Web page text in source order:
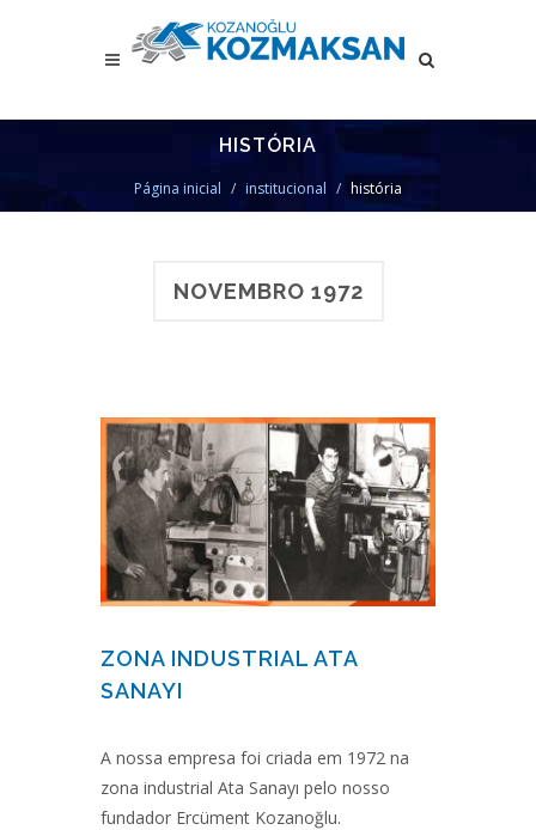
HISTÓRIA
Página inicial institucional história
NOVEMBRO 1972
ZONA INDUSTRIAL ATA
SANAYI
A nossa empresa foi criada em 1972 na
zona industrial Ata Sanayı pelo nosso
fundador Ercüment Kozanoğlu.